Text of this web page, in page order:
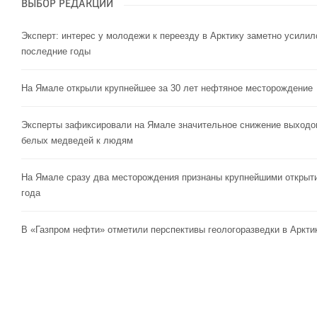
ВЫБОР РЕДАКЦИИ
Эксперт: интерес у молодежи к переезду в Арктику заметно
последние годы
На Ямале открыли крупнейшее за 30 лет нефтяное месторождение
Эксперты зафиксировали на Ямале значительное снижение
белых медведей к людям
На Ямале сразу два месторождения признаны крупнейшими
года
В «Газпром нефти» отметили перспективы геологоразведки в